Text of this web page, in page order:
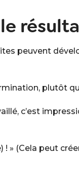
peuvent
plutôt
c’est
» (Cela peut